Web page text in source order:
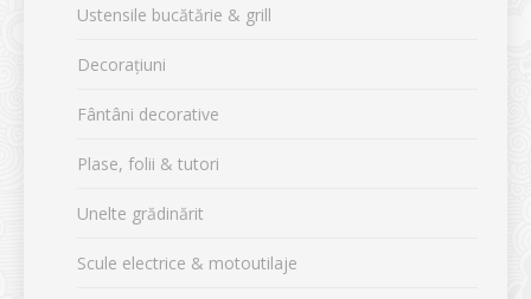
Ustensile bucătărie & grill
Decorațiuni
Fântâni decorative
Plase, folii & tutori
Unelte grădinărit
Scule electrice & motoutilaje